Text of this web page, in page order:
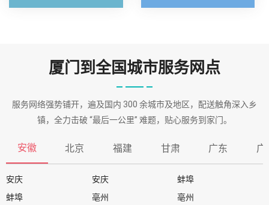
厦门到全国城市服务网点
服务网络强势铺开，遍及国内 300 余城市及地区，配送触角深入乡
镇，全力击破 “最后一公里” 难题，贴心服务到家门。
安徽 北京 福建 甘肃 广东 广
安庆 安庆
蚌埠
蚌埠
亳州
亳州